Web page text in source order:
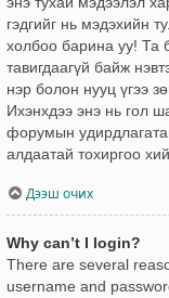
гэдгийг нь мэдэхийн
холбоо барина уу! Та
тавигдаагүй байж
нэр болон нууц үгээ
Ихэнхдээ энэ нь гол
форумын
алдаатай тохиргоо
Дээш очих
Why can’t I login?
There are several
username and